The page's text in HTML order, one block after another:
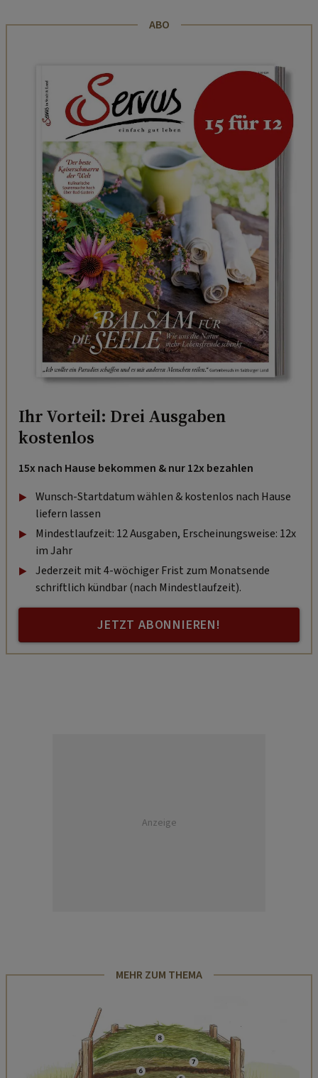
ABO
Ihr Vorteil: Drei Ausgaben
kostenlos
15x nach Hause bekommen & nur 12x bezahlen
Wunsch-Startdatum wählen & kostenlos nach Hause
liefern lassen
Mindestlaufzeit: 12 Ausgaben, Erscheinungsweise: 12x
im Jahr
Jederzeit mit 4-wöchiger Frist zum Monatsende
schriftlich kündbar (nach Mindestlaufzeit).
JETZT ABONNIEREN!
Anzeige
MEHR ZUM THEMA